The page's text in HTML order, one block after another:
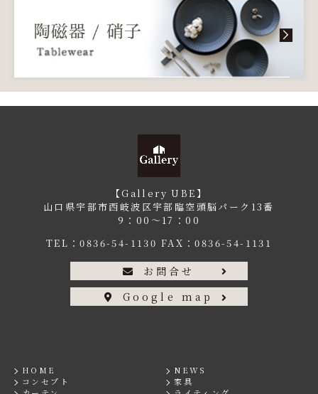
【Gallery UBE】
山口県宇部市西岐波区宇部臨空頭脳パーク13番
9：00〜17：00
TEL：0836-54-1130 FAX：0836-54-1131
お問合せ
Google map
HOME
NEWS
コンセプト
家具